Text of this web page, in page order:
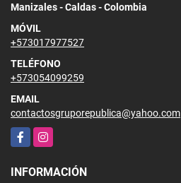
Manizales - Caldas - Colombia
MÓVIL
+573017977527
TELÉFONO
+573054099259
EMAIL
contactosgruporepublica@yahoo.com
FacebookInstagram
INFORMACIÓN